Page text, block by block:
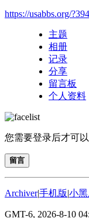
https://usabbs.org/
主题
相册
记录
分享
留言板
个人资料
您需要登录后才可
留言
Archiver|手机版|小
GMT-6, 2026-8-10